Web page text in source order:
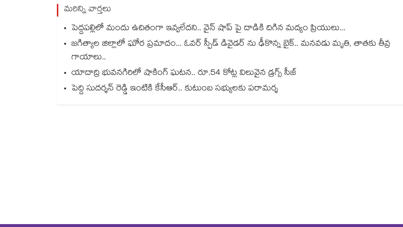
మరిన్ని వార్తలు
పెద్దపల్లిలో మందు ఉచితంగా ఇవ్వలేదని.. వైన్ షాప్ పై దాడికి దిగిన మద్యం ప్రియులు...
జగిత్యాల జిల్లాలో ఘోర ప్రమాదం... ఓవర్ స్పీడ్ డివైడర్ ను ఢీకొన్న బైక్.. మనవడు మృతి, తాతకు తీవ్ర
గాయాలు..
యాదాద్రి భువనగిరిలో షాకింగ్ ఘటన.. రూ.54 కోట్ల విలువైన డ్రగ్స్ సీజ్
పెద్ది సుదర్శన్ రెడ్డి ఇంటికి కేసీఆర్.. కుటుంబ సభ్యులకు పరామర్శ